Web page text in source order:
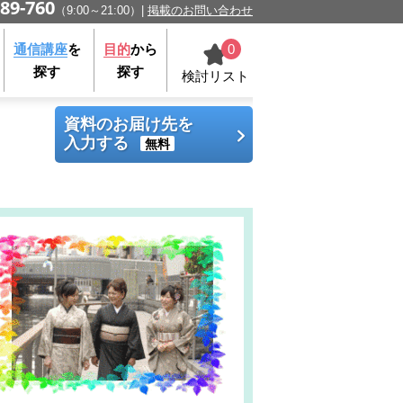
760 （9:00～21:00） 掲載のお問い合わせ
通信講座を
探す
目的から
探す
0
検討リスト
資料のお届け先を
入力する
無料